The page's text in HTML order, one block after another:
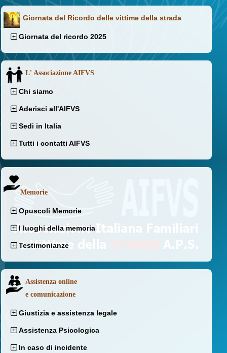
Giornata del Ricordo delle vittime della strada
Giornata del ricordo 2025
L' Associazione AIFVS
Chi siamo
Aderisci all'AIFVS
Sedi in Italia
Tutti i contatti AIFVS
Memorie
Opuscoli Memorie
I luoghi della memoria
Testimonianze
Assistenza online
e comunicazione
Giustizia e assistenza legale
Assistenza Psicologica
In caso di incidente